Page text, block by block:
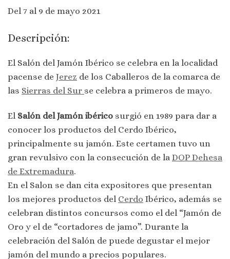
Del 7 al 9 de mayo 2021
Descripción:
El Salón del Jamón Ibérico se celebra en la localidad
pacense de Jerez de los Caballeros de la comarca de
las Sierras del Sur se celebra a primeros de mayo.
El Salón del Jamón ibérico surgió en 1989 para dar a
conocer los productos del Cerdo Ibérico,
principalmente su jamón. Este certamen tuvo un
gran revulsivo con la consecución de la DOP Dehesa
de Extremadura.
En el Salon se dan cita expositores que presentan
los mejores productos del Cerdo Ibérico, además se
celebran distintos concursos como el del “Jamón de
Oro y el de “cortadores de jamo”. Durante la
celebración del Salón de puede degustar el mejor
jamón del mundo a precios populares.